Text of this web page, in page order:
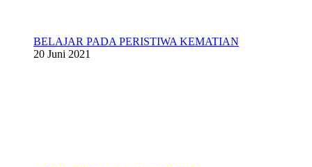
BELAJAR PADA PERISTIWA KEMATIAN
20 Juni 2021